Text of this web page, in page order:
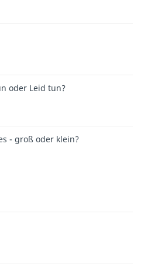
oder Leid tun?
- groß oder klein?